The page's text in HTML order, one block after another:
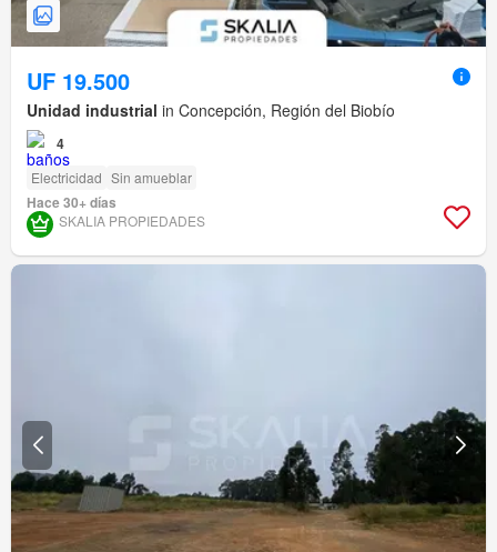
UF 19.500
Unidad industrial in Concepción, Región del Biobío
4
Electricidad Sin amueblar
Hace 30+ días
SKALIA PROPIEDADES